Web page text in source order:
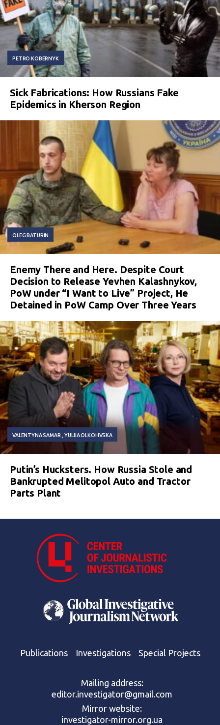
PETRO KOBERNYK
Sick Fabrications: How Russians Fake
Epidemics in Kherson Region
OLEG BATURIN
Enemy There and Here. Despite Court
Decision to Release Yevhen Kalashnykov,
PoW under “I Want to Live” Project, He
Detained in PoW Camp Over Three Years
VALENTYNA SAMAR YULIIA OLKOHVSKA
Putin’s Hucksters. How Russia Stole and
Bankrupted Melitopol Auto and Tractor
Parts Plant
Publications Investigations Special Projects
Mailing address:
editor.investigator@gmail.com
Mirror website:
investigator-mirror.org.ua